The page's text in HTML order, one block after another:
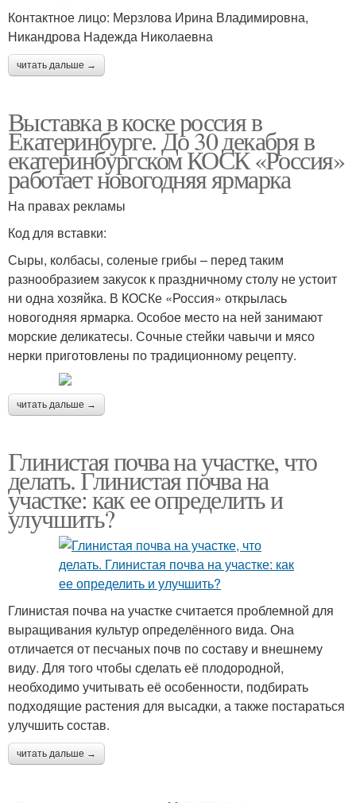
Контактное лицо: Мерзлова Ирина Владимировна,
Никандрова Надежда Николаевна
читать дальше →
Выставка в коске россия в
Екатеринбурге. До 30 декабря в
екатеринбургском КОСК «Россия»
работает новогодняя ярмарка
На правах рекламы
Код для вставки:
Сыры, колбасы, соленые грибы – перед таким
разнообразием закусок к праздничному столу не устоит
ни одна хозяйка. В КОСКе «Россия» открылась
новогодняя ярмарка. Особое место на ней занимают
морские деликатесы. Сочные стейки чавычи и мясо
нерки приготовлены по традиционному рецепту.
читать дальше →
Глинистая почва на участке, что
делать. Глинистая почва на
участке: как ее определить и
улучшить?
Глинистая почва на участке считается проблемной для
выращивания культур определённого вида. Она
отличается от песчаных почв по составу и внешнему
виду. Для того чтобы сделать её плодородной,
необходимо учитывать её особенности, подбирать
подходящие растения для высадки, а также постараться
улучшить состав.
читать дальше →